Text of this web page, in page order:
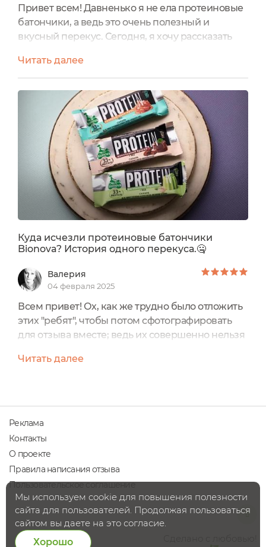
Привет всем! Давненько я не ела протеиновые
батончики, а ведь это очень полезный и
вкусный перекус. Сегодня, я хочу рассказать
крем-ирис" от бренда Bionova. Продукт
находится в плёночной упаковке с очень
классным дизайном.На обратной стороне
упаковки и сбоку находится текст со всей
необходимой информацией о
батончике.Оформление продукта и здесь
выглядит отлично....
Читать далее
Куда исчезли протеиновые батончики
Bionova? История одного перекуса.🤐
Валерия
04 февраля 2025
Всем привет! Ох, как же трудно было отложить
этих "ребят", чтобы потом сфотографировать
для отзыва вместе; ведь их совершенно нельзя
способом все время куда-то исчезают. Ровно,
стащили, второго сразу съели, а третьего куда-
то спрятали... Конечно, скажут Экоголики,...
Читать далее
Реклама
Контакты
О проекте
Правила написания отзыва
Пользовательское соглашение
Мы используем cookie для повышения полезности
сайта для пользователей. Продолжая пользоваться
сайтом вы даете на это согласие.
Хорошо